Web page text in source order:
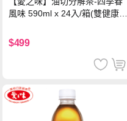
風味 590ml x 24入/箱(雙健康認
$499